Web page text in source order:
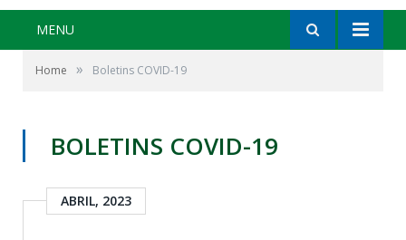
MENU
Home » Boletins COVID-19
BOLETINS COVID-19
ABRIL, 2023